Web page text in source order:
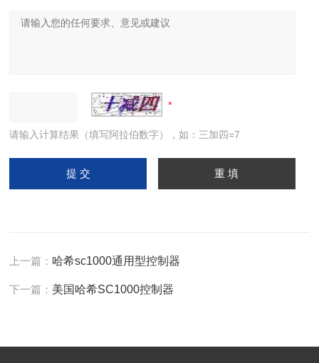
请输入计算结果（填写阿拉伯数字），如：三加四=7
上一篇： 哈希sc1000通用型控制器
下一篇： 美国哈希SC1000控制器